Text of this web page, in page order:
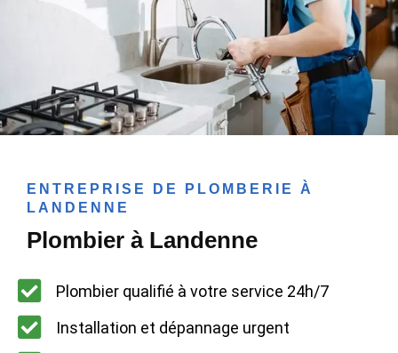
ENTREPRISE DE PLOMBERIE À
LANDENNE
Plombier à Landenne
Plombier qualifié à votre service 24h/7
Installation et dépannage urgent